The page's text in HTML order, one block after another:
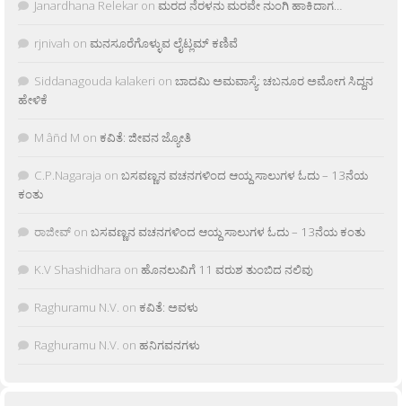
Janardhana Relekar on ಮರದ ನೆರಳನು ಮರವೇ ನುಂಗಿ ಹಾಕಿದಾಗ…
rjnivah on ಮನಸೂರೆಗೊಳ್ಳುವ ಲೈಟ್ಲಮ್ ಕಣಿವೆ
Siddanagouda kalakeri on ಬಾದಮಿ ಅಮವಾಸ್ಯೆ: ಚಬನೂರ ಅಮೋಗ ಸಿದ್ದನ
ಹೇಳಿಕೆ
M âñd M on ಕವಿತೆ: ಜೀವನ ಜ್ಯೋತಿ
C.P.Nagaraja on ಬಸವಣ್ಣನ ವಚನಗಳಿಂದ ಆಯ್ದ ಸಾಲುಗಳ ಓದು – 13ನೆಯ
ಕಂತು
ರಾಜೀವ್ on ಬಸವಣ್ಣನ ವಚನಗಳಿಂದ ಆಯ್ದ ಸಾಲುಗಳ ಓದು – 13ನೆಯ ಕಂತು
K.V Shashidhara on ಹೊನಲುವಿಗೆ 11 ವರುಶ ತುಂಬಿದ ನಲಿವು
Raghuramu N.V. on ಕವಿತೆ: ಅವಳು
Raghuramu N.V. on ಹನಿಗವನಗಳು